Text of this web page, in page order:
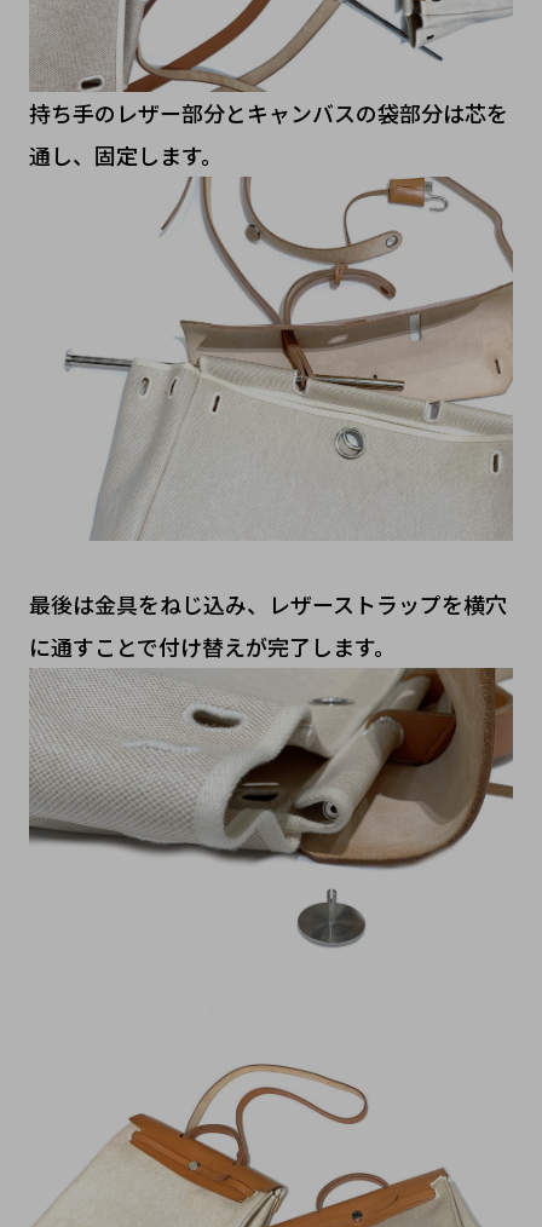
持ち手のレザー部分とキャンバスの袋部分は芯を
通し、固定します。
最後は金具をねじ込み、レザーストラップを横穴
に通すことで付け替えが完了します。